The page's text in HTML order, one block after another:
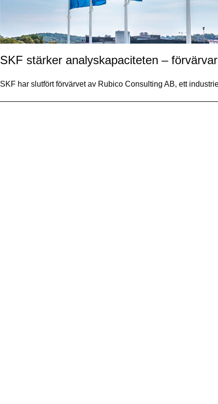
SKF stärker analyskapaciteten –
SKF har slutfört förvärvet av Rubico Consulting AB, ett